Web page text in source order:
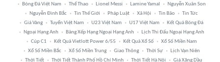
Bóng Đá Việt Nam
Thể Thao Lionel Messi Lamine Yamal
Nguyễn Xuân Son
Nguyễn Đình Bắc
Tin Thế Giới Pháp Luật Xã Hội Tin Bão
Tin Tức
Giá Vàng
Tuyển Việt Nam U23 Việt Nam U17 Việt Nam
Kết Quả Bóng Đá
Ngoại Hạng Anh
Bảng Xếp Hạng Ngoại Hạng Anh
Lịch Thi Đấu Ngoại Hạng Anh
Cúp C1
Kết Quả Vietlott Power 6/55 Kết Quả Xổ Số
Xổ Số Miền Nam
Xổ Số Miền Bắc
Xổ Số Miền Trung Giao Thông Thời Sự
Lịch Vạn Niên
Thời Tiết
Thời Tiết Thành Phố Hồ Chí Minh Thời Tiết Hà Nội Giá Xăng Dầu